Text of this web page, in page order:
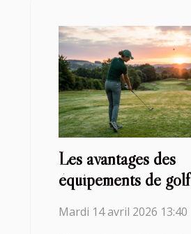
Les avantages des
équipements de golf
joueurs gauchers
Mardi 14 avril 2026 13:40